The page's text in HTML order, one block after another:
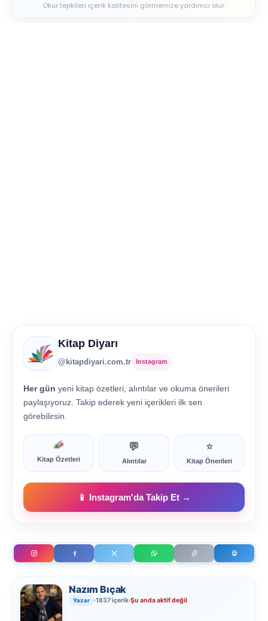
Okur tepkileri içerik kalitesini görmemize yardımcı olur.
Kitap Diyarı
@kitapdiyari.com.tr Instagram
Her gün yeni kitap özetleri, alıntılar ve okuma önerileri
paylaşıyoruz. Takip ederek yeni içerikleri ilk sen
görebilirsin.
Kitap Özetleri
💬
Alıntılar
⭐
Kitap Önerileri
📱 Instagram'da Takip Et →
Nazım Bıçak
Yazar 1837 içerik Şu anda aktif değil